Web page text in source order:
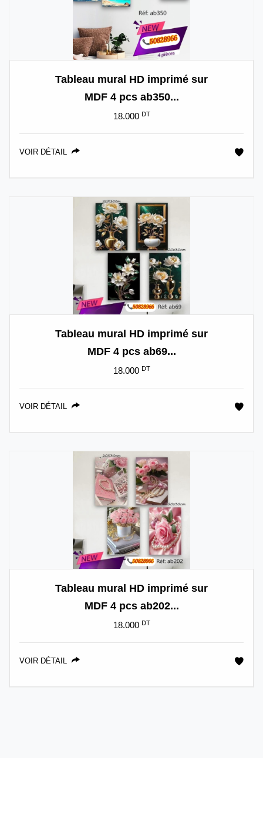
Tableau mural HD imprimé sur
MDF 4 pcs ab350...
18.000 DT
VOIR DÉTAIL
Tableau mural HD imprimé sur
MDF 4 pcs ab69...
18.000 DT
VOIR DÉTAIL
Tableau mural HD imprimé sur
MDF 4 pcs ab202...
18.000 DT
VOIR DÉTAIL